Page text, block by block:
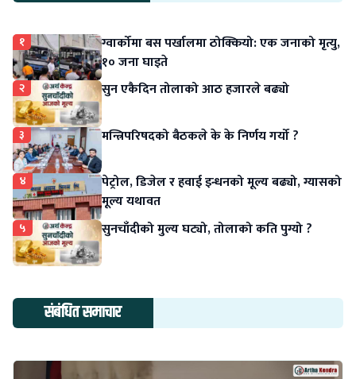
१
ग्वार्कोमा बस पर्खालमा ठोक्कियो: एक जनाको मृत्यु,
१० जना घाइते
२ सुन एकैदिन तोलाको आठ हजारले बढ्यो
३ मन्त्रिपरिषदको बैठकले के के निर्णय गर्यो ?
४
पेट्रोल, डिजेल र हवाई इन्धनको मूल्य बढ्यो, ग्यासको
मूल्य यथावत
५ सुनचाँदीको मुल्य घट्यो, तोलाको कति पुग्यो ?
संबंधित समाचार